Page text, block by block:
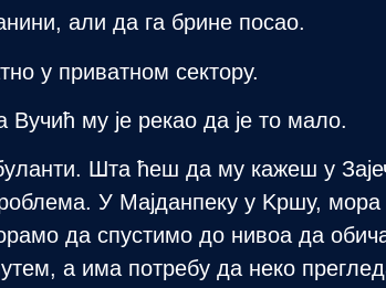
али да га брине посао.
у приватном сектору.
му је рекао да је то мало.
Шта ћеш да му кажеш у
У Мајданпеку у Kршу,
да спустимо до нивоа да
а има потребу да неко